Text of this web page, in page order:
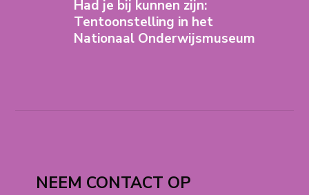
Had je bij kunnen zijn:
Tentoonstelling in het
Nationaal Onderwijsmuseum
NEEM CONTACT OP